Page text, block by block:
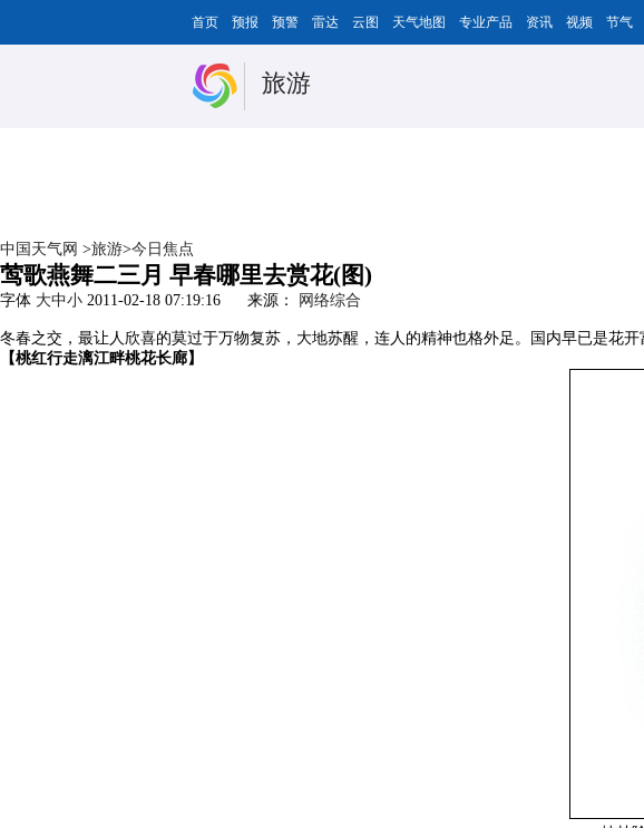
首页 预报 预警 雷达 云图 天气地图 专业产品 资讯 视频 节气
旅游
中国天气网 >旅游>今日焦点
莺歌燕舞二三月 早春哪里去赏花(图)
字体 大中小 2011-02-18 07:19:16 来源： 网络综合
冬春之交，最让人欣喜的莫过于万物复苏，大地苏醒，连人的精神也格外足。国内早已是花开
【桃红行走漓江畔桃花长廊】